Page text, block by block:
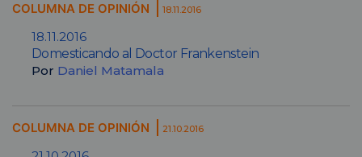
COLUMNA DE OPINIÓN 18.11.2016
18.11.2016
Domesticando al Doctor Frankenstein
Por Daniel Matamala
COLUMNA DE OPINIÓN 21.10.2016